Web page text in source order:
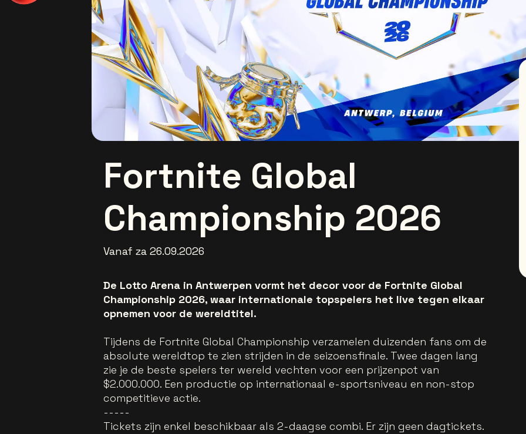
Fortnite Global
Championship 2026
Vanaf za 26.09.2026
De Lotto Arena in Antwerpen vormt het decor voor de Fortnite Global
Championship 2026, waar internationale topspelers het live tegen elkaar
opnemen voor de wereldtitel.
Tijdens de Fortnite Global Championship verzamelen duizenden fans om de
absolute wereldtop te zien strijden in de seizoensfinale. Twee dagen lang
zie je de beste spelers ter wereld vechten voor een prijzenpot van
$2.000.000. Een productie op internationaal e-sportsniveau en non-stop
competitieve actie.
-----
Tickets zijn enkel beschikbaar als 2-daagse combi. Er zijn geen dagtickets.